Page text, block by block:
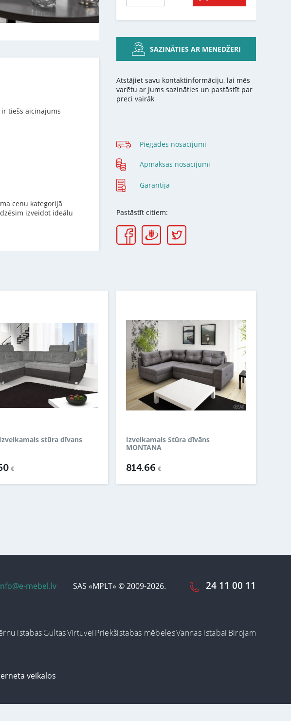
SAZINĀTIES AR MENEDŽERI
Atstājiet savu kontaktinformāciju, lai mēs
varētu ar Jums sazināties un pastāstīt par
preci vairāk
Piegādes nosacījumi
Apmaksas nosacījumi
Garantija
Pastāstīt citiem:
tiešs aicinājums
cenu kategorijā
izveidot ideālu
stūra dīvans
€
Izvelkamais Stūra dīvāns
MONTANA
814.66 €
mebel.lv SAS «MPLT» © 2009-2026. 24 11 00 11
istabasGultasVirtuveiPriekšistabas mēbelesVannas istabai Birojam